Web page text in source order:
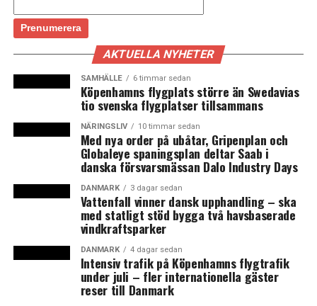
Sedan gränskontrollerna mot Tyskland infördes 4
januari har 270 000 personer blivit kontrollerade genom
stickprovskontroller. 776 personer har nekats inresa
och 116 personer har gripits för människosmuggling.
Det skriver Politiken. (News Øresund)
Danmark går vidare med Fehmarn Bält-förbindelsen
Gränskontrollen vid Hyllie förlängs med 30 dagar
AKTUELLA NYHETER
SAMHÄLLE 6 timmar sedan
Köpenhamns flygplats större än Swedavias
tio svenska flygplatser tillsammans
NÄRINGSLIV 10 timmar sedan
Med nya order på ubåtar, Gripenplan och
Globaleye spaningsplan deltar Saab i
danska försvarsmässan Dalo Industry Days
DANMARK 3 dagar sedan
Vattenfall vinner dansk upphandling – ska
med statligt stöd bygga två havsbaserade
vindkraftsparker
DANMARK 4 dagar sedan
Intensiv trafik på Köpenhamns flygtrafik
under juli – fler internationella gäster
reser till Danmark